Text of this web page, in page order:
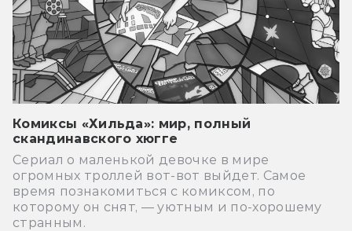
Комиксы «Хильда»: мир, полный
скандинавского хюгге
Сериал о маленькой девочке в мире
огромных троллей вот-вот выйдет. Самое
время познакомиться с комиксом, по
которому он снят, — уютным и по-хорошему
странным.